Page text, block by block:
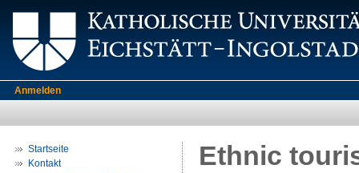
Anmelden
Startseite
Kontakt
Ethnic